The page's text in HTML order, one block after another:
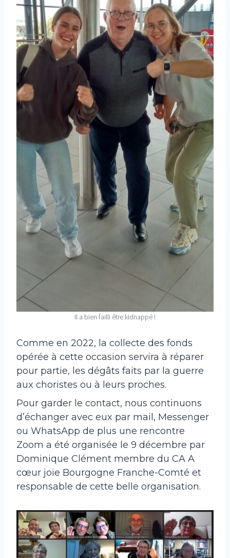
Il a bien failli être kidnappé !
Comme en 2022, la collecte des fonds
opérée à cette occasion servira à réparer
pour partie, les dégâts faits par la guerre
aux choristes ou à leurs proches.
Pour garder le contact, nous continuons
d’échanger avec eux par mail, Messenger
ou WhatsApp de plus une rencontre
Zoom a été organisée le 9 décembre par
Dominique Clément membre du CA A
cœur joie Bourgogne Franche-Comté et
responsable de cette belle organisation.